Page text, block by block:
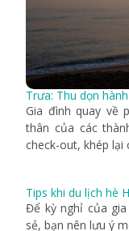
Trưa: Thu dọn
Gia đình quay về
thân của các
check-out, khép lại
Tips khi du lịch hè
Để kỳ nghỉ của
sẻ, bạn nên lưu ý